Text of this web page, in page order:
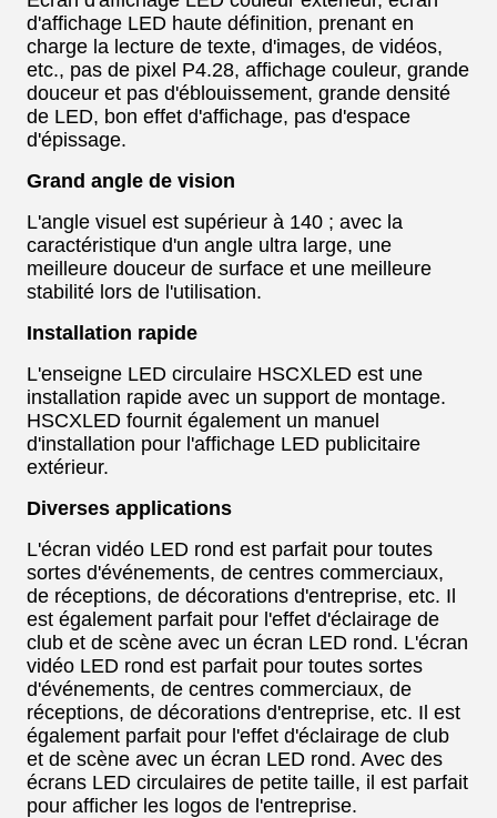
d'affichage LED haute définition, prenant en
charge la lecture de texte, d'images, de vidéos,
etc., pas de pixel P4.28, affichage couleur, grande
douceur et pas d'éblouissement, grande densité
de LED, bon effet d'affichage, pas d'espace
d'épissage.
Grand angle de vision
L'angle visuel est supérieur à 140 ; avec la
caractéristique d'un angle ultra large, une
meilleure douceur de surface et une meilleure
stabilité lors de l'utilisation.
Installation rapide
L'enseigne LED circulaire HSCXLED est une
installation rapide avec un support de montage.
HSCXLED fournit également un manuel
d'installation pour l'affichage LED publicitaire
extérieur.
Diverses applications
L'écran vidéo LED rond est parfait pour toutes
sortes d'événements, de centres commerciaux,
de réceptions, de décorations d'entreprise, etc. Il
est également parfait pour l'effet d'éclairage de
club et de scène avec un écran LED rond. L'écran
vidéo LED rond est parfait pour toutes sortes
d'événements, de centres commerciaux, de
réceptions, de décorations d'entreprise, etc. Il est
également parfait pour l'effet d'éclairage de club
et de scène avec un écran LED rond. Avec des
écrans LED circulaires de petite taille, il est parfait
pour afficher les logos de l'entreprise.